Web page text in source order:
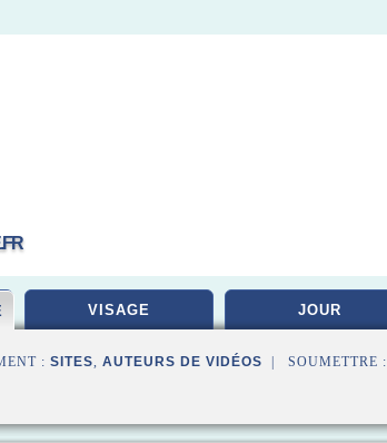
VISAGE JOUR
: SITES, AUTEURS DE VIDÉOS | SOUMETTRE :